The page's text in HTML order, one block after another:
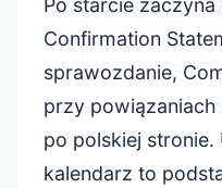
Po starcie zaczyna
Confirmation
sprawozdanie,
przy
po polskiej
kalendarz to